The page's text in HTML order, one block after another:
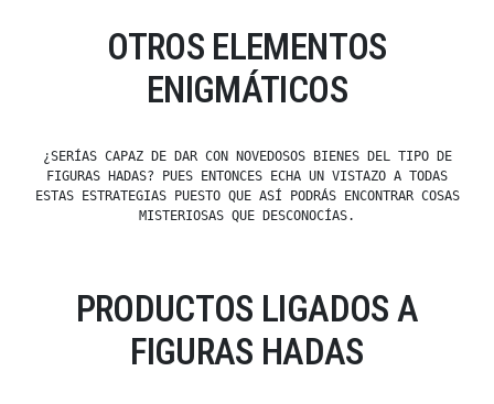
OTROS ELEMENTOS
ENIGMÁTICOS
¿SERÍAS CAPAZ DE DAR CON NOVEDOSOS BIENES DEL TIPO DE
FIGURAS HADAS? PUES ENTONCES ECHA UN VISTAZO A TODAS
ESTAS ESTRATEGIAS PUESTO QUE ASÍ PODRÁS ENCONTRAR COSAS
MISTERIOSAS QUE DESCONOCÍAS.
PRODUCTOS LIGADOS A
FIGURAS HADAS